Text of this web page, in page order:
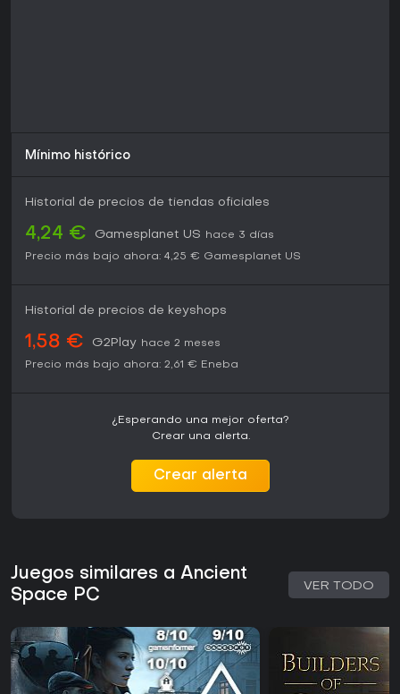
Mínimo histórico
Historial de precios de tiendas oficiales
4,24 € Gamesplanet US
hace 3 días
Precio más bajo ahora: 4,25 € Gamesplanet US
Historial de precios de keyshops
1,58 € G2Play hace 2 meses
Precio más bajo ahora: 2,61 € Eneba
¿Esperando una mejor oferta?
Crear una alerta.
Crear alerta
Juegos similares a Ancient
Space PC
VER TODO